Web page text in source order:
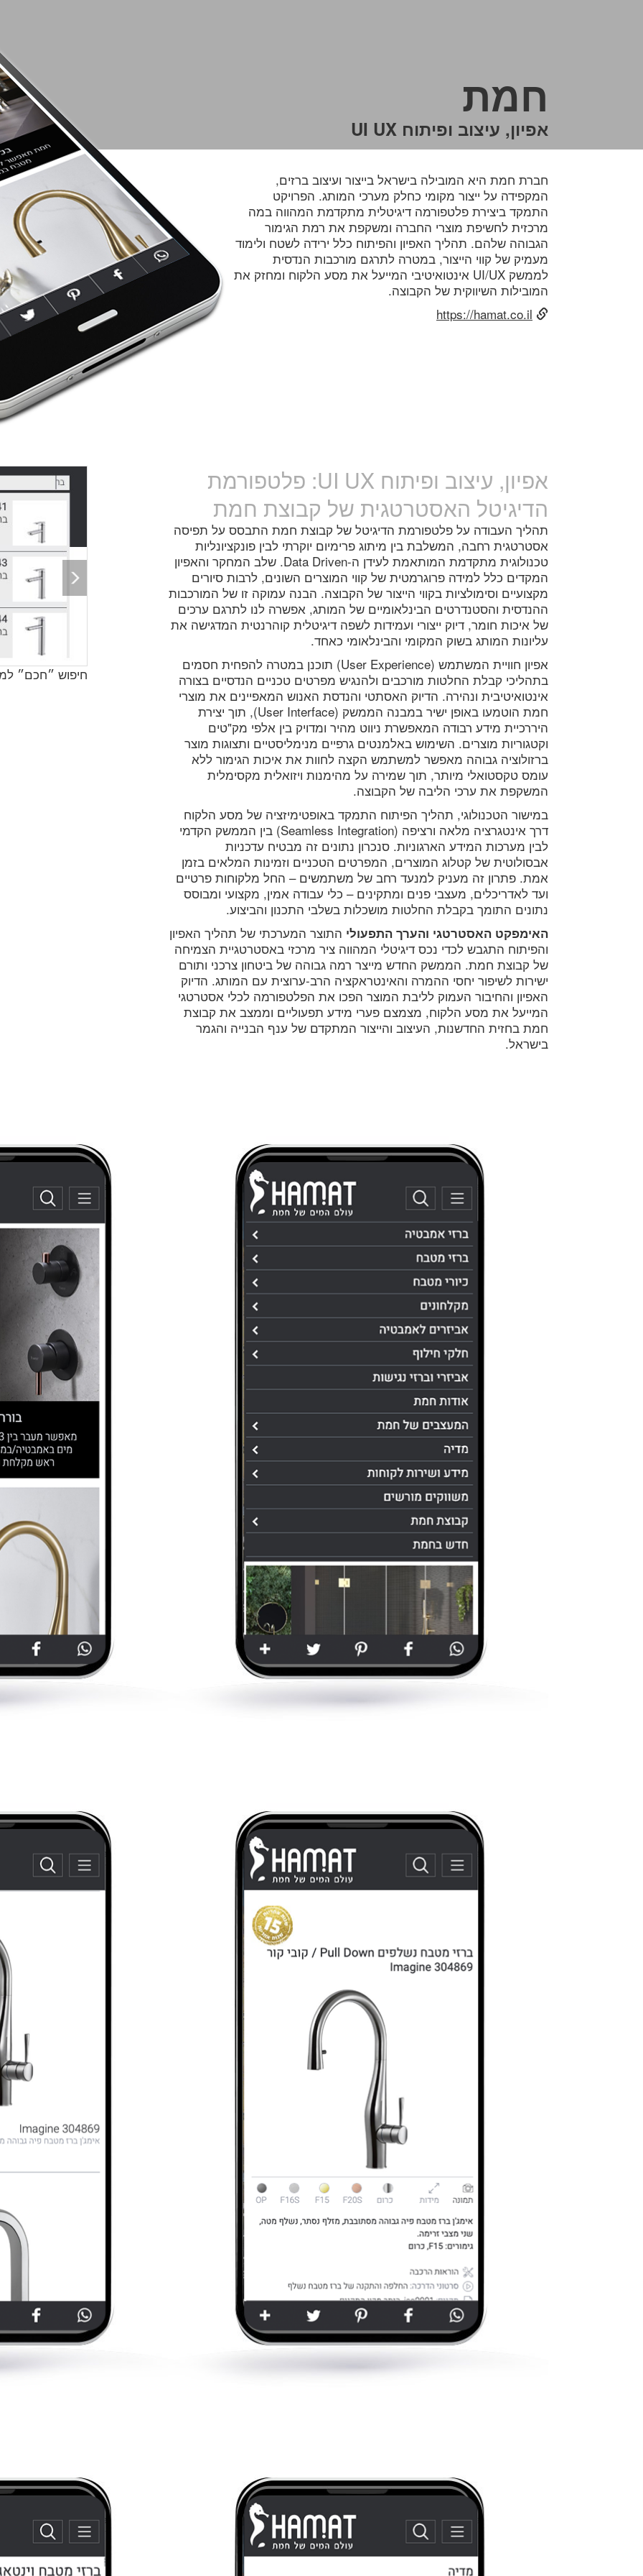
חמת
אפיון, עיצוב ופיתוח UI UX
חברת חמת היא המובילה בישראל בייצור ועיצוב ברזים,
המקפידה על ייצור מקומי כחלק מערכי המותג. הפרויקט
התמקד ביצירת פלטפורמה דיגיטלית מתקדמת המהווה במה
מרכזית לחשיפת מוצרי החברה ומשקפת את רמת הגימור
הגבוהה שלהם. תהליך האפיון והפיתוח כלל ירידה לשטח ולימוד
מעמיק של קווי הייצור, במטרה לתרגם מורכבות הנדסית
לממשק UI/UX אינטואיטיבי המייעל את מסע הלקוח ומחזק את
המובילות השיווקית של הקבוצה.
https://hamat.co.il
אפיון, עיצוב ופיתוח UI UX: פלטפורמת
הדיגיטל האסטרטגית של קבוצת חמת
תהליך העבודה על פלטפורמת הדיגיטל של קבוצת חמת התבסס על תפיסה
אסטרטגית רחבה, המשלבת בין מיתוג פרימיום יוקרתי לבין פונקציונליות
טכנולוגית מתקדמת המותאמת לעידן ה-Data Driven. שלב המחקר והאפיון
המקדים כלל למידה פרוגרמטית של קווי המוצרים השונים, לרבות סיורים
מקצועיים וסימולציות בקווי הייצור של הקבוצה. הבנה עמוקה זו של המורכבות
ההנדסית והסטנדרטים הבינלאומיים של המותג, אפשרה לנו לתרגם ערכים
של איכות חומר, דיוק ייצורי ועמידות לשפה דיגיטלית קוהרנטית המדגישה את
עליונות המותג בשוק המקומי והבינלאומי כאחד.
אפיון חוויית המשתמש (User Experience) תוכנן במטרה להפחית חסמים
בתהליכי קבלת החלטות מורכבים ולהנגיש מפרטים טכניים הנדסיים בצורה
אינטואיטיבית ונהירה. הדיוק האסתטי והנדסת האנוש המאפיינים את מוצרי
חמת הוטמעו באופן ישיר במבנה הממשק (User Interface), תוך יצירת
היררכיית מידע רבודה המאפשרת ניווט מהיר ומדויק בין אלפי מק"טים
וקטגוריות מוצרים. השימוש באלמנטים גרפיים מנימליסטיים ותצוגות מוצר
ברזולוציה גבוהה מאפשר למשתמש הקצה לחוות את איכות הגימור ללא
עומס טקסטואלי מיותר, תוך שמירה על מהימנות ויזואלית מקסימלית
המשקפת את ערכי הליבה של הקבוצה.
במישור הטכנולוגי, תהליך הפיתוח התמקד באופטימיזציה של מסע הלקוח
דרך אינטגרציה מלאה ורציפה (Seamless Integration) בין הממשק הקדמי
לבין מערכות המידע הארגוניות. סנכרון נתונים זה מבטיח עדכניות
אבסולוטית של קטלוג המוצרים, המפרטים הטכניים וזמינות המלאים בזמן
אמת. פתרון זה מעניק למנעד רחב של משתמשים – החל מלקוחות פרטיים
ועד לאדריכלים, מעצבי פנים ומתקינים – כלי עבודה אמין, מקצועי ומבוסס
נתונים התומך בקבלת החלטות מושכלות בשלבי התכנון והביצוע.
האימפקט האסטרטגי והערך התפעולי התוצר המערכתי של תהליך האפיון
והפיתוח התגבש לכדי נכס דיגיטלי המהווה ציר מרכזי באסטרטגיית הצמיחה
של קבוצת חמת. הממשק החדש מייצר רמה גבוהה של ביטחון צרכני ותורם
ישירות לשיפור יחסי ההמרה והאינטראקציה הרב-ערוצית עם המותג. הדיוק
האפיון והחיבור העמוק לליבת המוצר הפכו את הפלטפורמה לכלי אסטרטגי
המייעל את מסע הלקוח, מצמצם פערי מידע תפעוליים וממצב את קבוצת
חמת בחזית החדשנות, העיצוב והייצור המתקדם של ענף הבנייה והגמר
בישראל.
חיפוש ״חכם״ הדגשת אחריות למוצר
Next